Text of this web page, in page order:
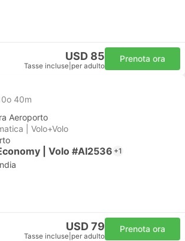
USD 85
Tasse incluse per adulto
Prenota ora
40m
Aeroporto
| Volo+Volo
| Volo #AI2536 +1
USD 79
Tasse incluse per adulto
Prenota ora